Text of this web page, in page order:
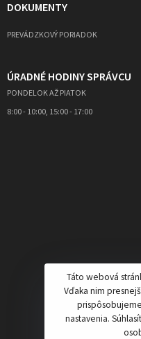
DOKUMENTY
PREVÁDZKOVÝ PORIADOK
ÚRADNÉ HODINY SPRÁVCU
PONDELOK AŽ PIATOK
8:00 - 10:00, 15:00 - 17:00
Táto webová
Vďaka nim
nastavenia.